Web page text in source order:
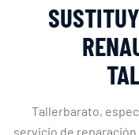
Tallerbarato,
servicio de reparación